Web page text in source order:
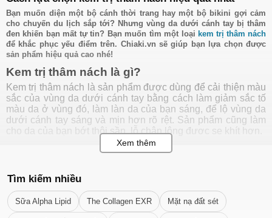
Bạn muốn diện một bộ cánh thời trang hay một bộ bikini gợi cảm
cho chuyến du lịch sắp tới? Nhưng vùng da dưới cánh tay bị thâm
đen khiến bạn mất tự tin? Bạn muốn tìm một loại kem trị thâm nách
để khắc phục yếu điểm trên. Chiaki.vn sẽ giúp bạn lựa chọn được
sản phẩm hiệu quả cao nhé!
Kem trị thâm nách là gì?
Kem trị thâm nách là sản phẩm được dùng để cải thiện màu
sắc của vùng da dưới cánh tay bằng cách làm giảm sắc tố
màu da ở vùng đó, làm làn da của bạn sáng, để lộ vùng da
dưới cánh tay sáng và mịn hơn rõ rệt. Sản phẩm cũng làm
cho da của bạn bớt thôi sần, lỗ chân lông đươc se khít hơn.
Kem trắng nách hay serum trị thâm nách có kết cấu kem
kích ứng và có khả năng khử mùi, mang đến mùi hương dễ
chịu. Đa dạng chủng loại giúp bạn lựa chọn.
Tìm kiếm nhiều
Sữa Alpha Lipid The Collagen EXR Mặt nạ đất sét